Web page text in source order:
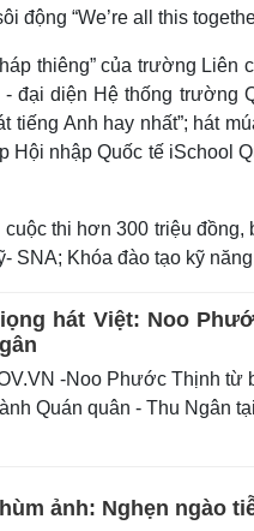
động “We’re all this
thiêng” của trường
- đại diện Hệ thống trường
tiếng Anh hay nhất”; hát
Hội nhập Quốc tế iSchool
thi hơn 300 triệu đồng,
SNA; Khóa đào tạo kỹ
hát Việt: Noo
-Noo Phước Thịnh từ
Quán quân - Thu Ngân
ảnh: Nghẹn ngào